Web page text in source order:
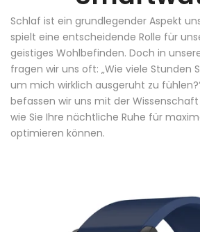
Schlaf ist ein grundlegender Aspekt
spielt eine entscheidende Rolle für
geistiges Wohlbefinden. Doch in
fragen wir uns oft: „Wie viele Stunden
um mich wirklich ausgeruht zu
befassen wir uns mit der
wie Sie Ihre nächtliche Ruhe für
optimieren können.